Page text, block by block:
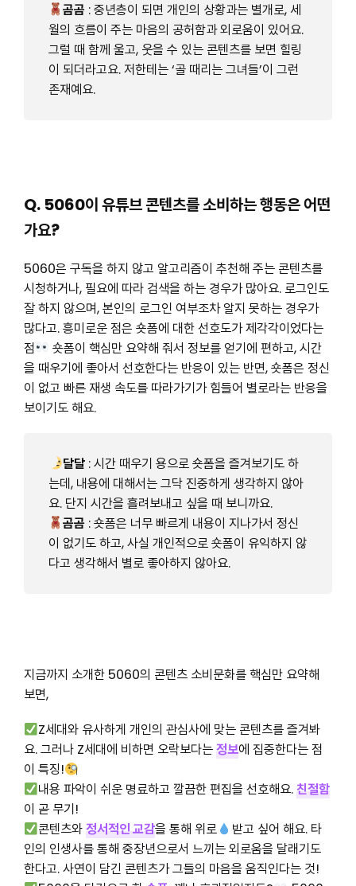
곰곰 : 중년층이 되면 개인의 상황과는 별개로, 세
월의 흐름이 주는 마음의 공허함과 외로움이 있어요.
그럴 때 함께 울고, 웃을 수 있는 콘텐츠를 보면 힐링
이 되더라고요. 저한테는 ‘골 때리는 그녀들’이 그런
존재예요.
Q. 5060이 유튜브 콘텐츠를 소비하는 행동은 어떤
가요?
5060은 구독을 하지 않고 알고리즘이 추천해 주는 콘텐츠를
시청하거나, 필요에 따라 검색을 하는 경우가 많아요. 로그인도
잘 하지 않으며, 본인의 로그인 여부조차 알지 못하는 경우가
많다고. 흥미로운 점은 숏폼에 대한 선호도가 제각각이었다는
점
숏폼이 핵심만 요약해 줘서 정보를 얻기에 편하고, 시간
을 때우기에 좋아서 선호한다는 반응이 있는 반면, 숏폼은 정신
이 없고 빠른 재생 속도를 따라가기가 힘들어 별로라는 반응을
보이기도 해요.
달달 : 시간 때우기 용으로 숏폼을 즐겨보기도 하
는데, 내용에 대해서는 그닥 진중하게 생각하지 않아
요. 단지 시간을 흘려보내고 싶을 때 보니까요.
곰곰 : 숏폼은 너무 빠르게 내용이 지나가서 정신
이 없기도 하고, 사실 개인적으로 숏폼이 유익하지 않
다고 생각해서 별로 좋아하지 않아요.
지금까지 소개한 5060의 콘텐츠 소비문화를 핵심만 요약해
보면,
Z세대와 유사하게 개인의 관심사에 맞는 콘텐츠를 즐겨봐
요. 그러나 Z세대에 비하면 오락보다는정보에 집중한다는 점
이 특징!
내용 파악이 쉬운 명료하고 깔끔한 편집을 선호해요.친절함
이 곧 무기!
콘텐츠와정서적인 교감을 통해 위로
받고 싶어 해요. 타
인의 인생사를 통해 중장년으로서 느끼는 외로움을 달래기도
한다고. 사연이 담긴 콘텐츠가 그들의 마음을 움직인다는 것!